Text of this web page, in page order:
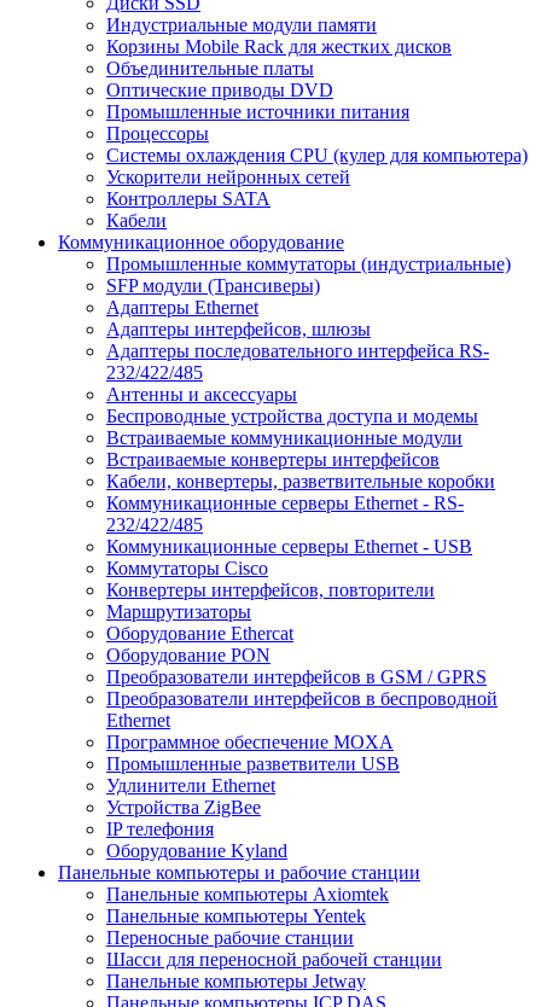
Индустриальные модули памяти
Корзины Mobile Rack для жестких дисков
Объединительные платы
Оптические приводы DVD
Промышленные источники питания
Процессоры
Системы охлаждения CPU (кулер для компьютера)
Ускорители нейронных сетей
Контроллеры SATA
Кабели
Коммуникационное оборудование
Промышленные коммутаторы (индустриальные)
SFP модули (Трансиверы)
Адаптеры Ethernet
Адаптеры интерфейсов, шлюзы
Адаптеры последовательного интерфейса RS-
232/422/485
Антенны и аксессуары
Беспроводные устройства доступа и модемы
Встраиваемые коммуникационные модули
Встраиваемые конвертеры интерфейсов
Кабели, конвертеры, разветвительные коробки
Коммуникационные серверы Ethernet - RS-
232/422/485
Коммуникационные серверы Ethernet - USB
Коммутаторы Cisco
Конвертеры интерфейсов, повторители
Маршрутизаторы
Оборудование Ethercat
Оборудование PON
Преобразователи интерфейсов в GSM / GPRS
Преобразователи интерфейсов в беспроводной
Ethernet
Программное обеспечение MOXA
Промышленные разветвители USB
Удлинители Ethernet
Устройства ZigBee
IP телефония
Оборудование Kyland
Панельные компьютеры и рабочие станции
Панельные компьютеры Axiomtek
Панельные компьютеры Yentek
Переносные рабочие станции
Шасси для переносной рабочей станции
Панельные компьютеры Jetway
Панельные компьютеры ICP DAS